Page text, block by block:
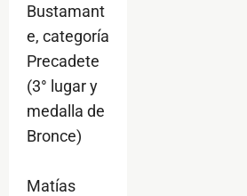
Bustamant
e, categoría
Precadete
(3° lugar y
medalla de
Bronce)
Matías